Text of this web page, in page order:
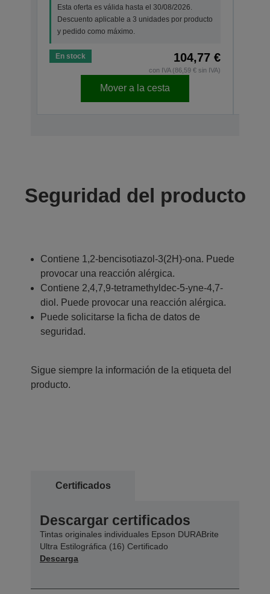
Esta oferta es válida hasta el 30/08/2026.
Descuento aplicable a 3 unidades por producto
y pedido como máximo.
En stock 104,77 €
con IVA (86,59 € sin IVA)
Mover a la cesta
Seguridad del producto
Contiene 1,2-bencisotiazol-3(2H)-ona. Puede
provocar una reacción alérgica.
Contiene 2,4,7,9-tetramethyldec-5-yne-4,7-
diol. Puede provocar una reacción alérgica.
Puede solicitarse la ficha de datos de
seguridad.
Sigue siempre la información de la etiqueta del
producto.
Certificados
Descargar certificados
Tintas originales individuales Epson DURABrite
Ultra Estilográfica (16) Certificado
Descarga